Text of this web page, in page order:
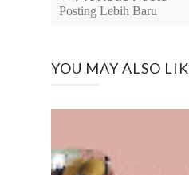
Posting Lebih Baru
YOU MAY ALSO